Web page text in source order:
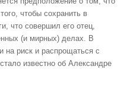
чтобы сохранить в
что совершил его отец,
(и мирных) делах. В
на риск и распрощаться с
известно об Александре